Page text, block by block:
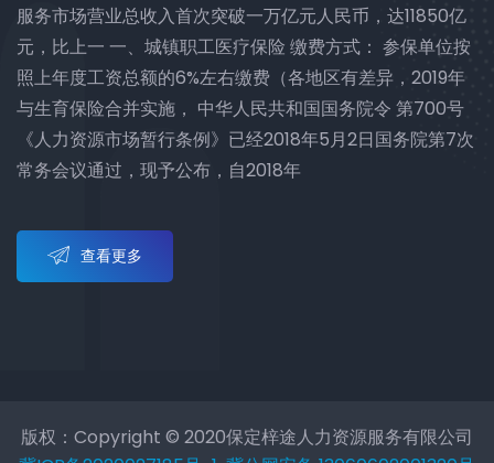
服务市场营业总收入首次突破一万亿元人民币，达11850亿
元，比上一 一、城镇职工医疗保险 缴费方式： 参保单位按
照上年度工资总额的6%左右缴费（各地区有差异，2019年
与生育保险合并实施， 中华人民共和国国务院令 第700号
《人力资源市场暂行条例》已经2018年5月2日国务院第7次
常务会议通过，现予公布，自2018年
查看更多
版权：Copyright © 2020保定梓途人力资源服务有限公司